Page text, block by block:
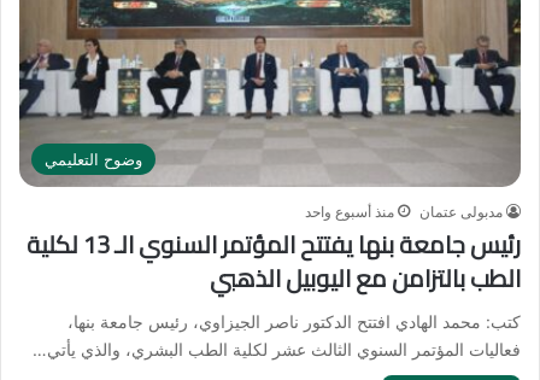
وضوح التعليمي
مدبولى عتمان منذ أسبوع واحد
رئيس جامعة بنها يفتتح المؤتمر السنوي الـ 13 لكلية
الطب بالتزامن مع اليوبيل الذهبي
كتب: محمد الهادي افتتح الدكتور ناصر الجيزاوي، رئيس جامعة بنها،
فعاليات المؤتمر السنوي الثالث عشر لكلية الطب البشري، والذي يأتي…